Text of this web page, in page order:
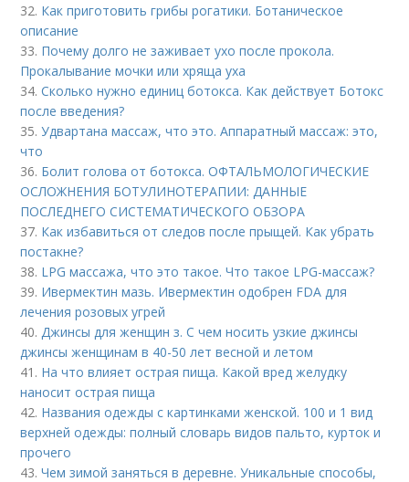
32. Как приготовить грибы рогатики. Ботаническое
описание
33. Почему долго не заживает ухо после прокола.
Прокалывание мочки или хряща уха
34.Сколько нужно единиц ботокса. Как действует Ботокс
после введения?
35.Удвартана массаж, что это. Аппаратный массаж: это,
что
36. Болит голова от ботокса. ОФТАЛЬМОЛОГИЧЕСКИЕ
ОСЛОЖНЕНИЯ БОТУЛИНОТЕРАПИИ: ДАННЫЕ
ПОСЛЕДНЕГО СИСТЕМАТИЧЕСКОГО ОБЗОРА
37. Как избавиться от следов после прыщей. Как убрать
постакне?
38. LPG массажа, что это такое. Что такое LPG-массаж?
39. Ивермектин мазь. Ивермектин одобрен FDA для
лечения розовых угрей
40. Джинсы для женщин з. С чем носить узкие джинсы
джинсы женщинам в 40-50 лет весной и летом
41. На что влияет острая пища. Какой вред желудку
наносит острая пища
42. Названия одежды с картинками женской. 100 и 1 вид
верхней одежды: полный словарь видов пальто, курток и
прочего
43.Чем зимой заняться в деревне. Уникальные способы,